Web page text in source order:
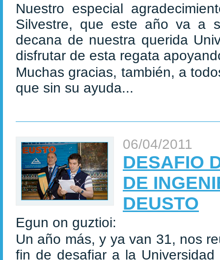
Nuestro especial
Silvestre, que este año va a
decana de nuestra querida
disfrutar de esta regata
Muchas gracias, también, a
que sin su ayuda...
06/04/2011
DESAFIO
DE
DEUSTO
Egun on guztioi:
Un año más, y ya van 31, nos
fin de desafiar a la